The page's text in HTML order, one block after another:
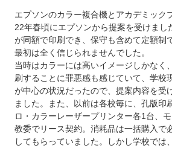
エプソンのカラー複合機とアカデミック
22年春頃にエプソンから提案を受けまし
が同額で印刷でき、保守も含めて定額制
最初は全く信じられませんでした。
当時はカラーには高いイメージしかなく
刷することに罪悪感も感じていて、学校
が中心の状況だったので、提案内容を受
ました。また、以前は各校毎に、孔版印
ロ・カラーレーザープリンター各1台、
教委でリース契約。消耗品は一括購入で
してもらっていました。しかし学校では